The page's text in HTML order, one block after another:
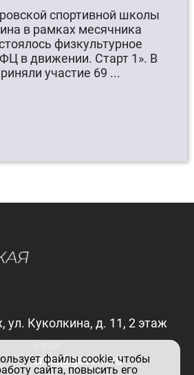
спортивной школы
в рамках месячника
физкультурное
в движении. Старт 1». В
участие 69 ...
ул. Куколкина, д. 11, 2 этаж
crfks@govvrn.ru
файлы cookie, чтобы
сайта, повысить его